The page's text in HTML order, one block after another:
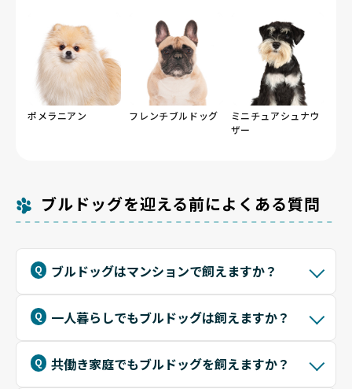
ポメラニアン フレンチブルドッグ
ミニチュアシュナウ
ザー
ブルドッグを迎える前によくある質問
ブルドッグはマンションで飼えますか？
一人暮らしでもブルドッグは飼えますか？
共働き家庭でもブルドッグを飼えますか？